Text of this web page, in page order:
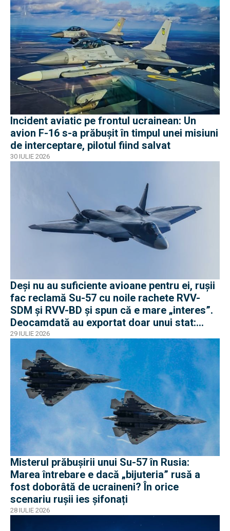
Incident aviatic pe frontul ucrainean: Un
avion F-16 s-a prăbușit în timpul unei misiuni
de interceptare, pilotul fiind salvat
30 IULIE 2026
Deși nu au suficiente avioane pentru ei, rușii
fac reclamă Su-57 cu noile rachete RVV-
SDM și RVV-BD și spun că e mare „interes”.
Deocamdată au exportat doar unui stat:
Algeria
29 IULIE 2026
Misterul prăbușirii unui Su-57 în Rusia:
Marea întrebare e dacă „bijuteria” rusă a
fost doborâtă de ucraineni? În orice
scenariu rușii ies șifonați
28 IULIE 2026